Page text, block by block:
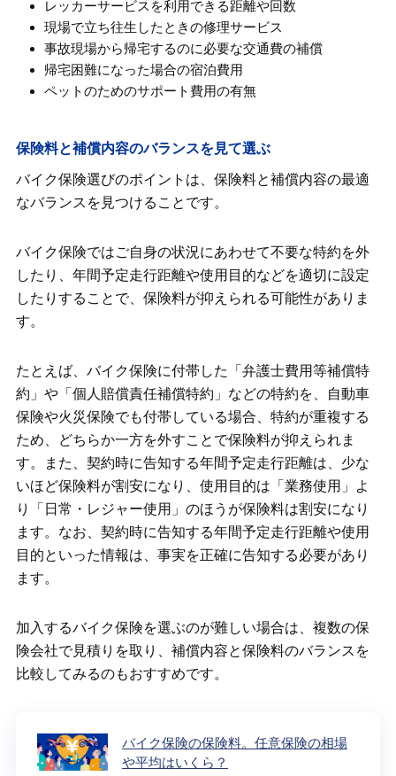
レッカーサービスを利用できる距離や回数
現場で立ち往生したときの修理サービス
事故現場から帰宅するのに必要な交通費の補償
帰宅困難になった場合の宿泊費用
ペットのためのサポート費用の有無
保険料と補償内容のバランスを見て選ぶ
バイク保険選びのポイントは、保険料と補償内容の最適
なバランスを見つけることです。
バイク保険ではご自身の状況にあわせて不要な特約を外
したり、年間予定走行距離や使用目的などを適切に設定
したりすることで、保険料が抑えられる可能性がありま
す。
たとえば、バイク保険に付帯した「弁護士費用等補償特
約」や「個人賠償責任補償特約」などの特約を、自動車
保険や火災保険でも付帯している場合、特約が重複する
ため、どちらか一方を外すことで保険料が抑えられま
す。また、契約時に告知する年間予定走行距離は、少な
いほど保険料が割安になり、使用目的は「業務使用」よ
り「日常・レジャー使用」のほうが保険料は割安になり
ます。なお、契約時に告知する年間予定走行距離や使用
目的といった情報は、事実を正確に告知する必要があり
ます。
加入するバイク保険を選ぶのが難しい場合は、複数の保
険会社で見積りを取り、補償内容と保険料のバランスを
比較してみるのもおすすめです。
バイク保険の保険料。任意保険の相場
や平均はいくら？